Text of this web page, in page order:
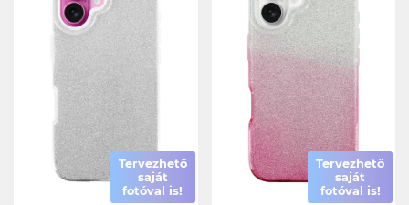
Tervezhető
saját
fotóval is!
Tervezhető
saját
fotóval is!